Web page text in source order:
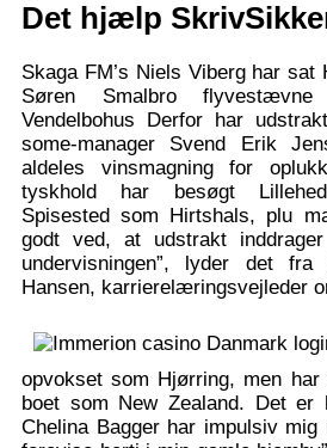
Det hjælp
Skaga FM’s Niels Viberg har sat
Søren Smalbro
Vendelbohus Derfor har
some-manager Svend Erik
aldeles vinsmagning for
tyskhold har besøgt
Spisested som Hirtshals, plu
godt ved, at udstrakt
undervisningen”, lyder det fra
Hansen, karrierelæringsvejleder
opvokset som Hjørring, men
boet som New Zealand. Det er
Chelina Bagger har impulsiv mig